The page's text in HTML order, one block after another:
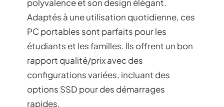
polyvalence et son design élégant.
Adaptés à une utilisation quotidienne, ces
PC portables sont parfaits pour les
étudiants et les familles. Ils offrent un bon
rapport qualité/prix avec des
configurations variées, incluant des
options SSD pour des démarrages
rapides.